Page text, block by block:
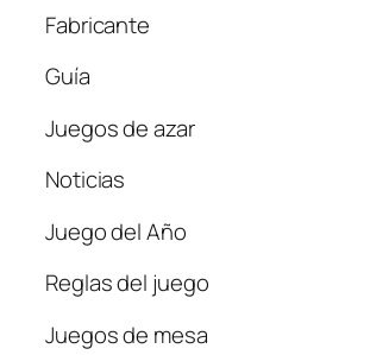
Fabricante
Guía
Juegos de azar
Noticias
Juego del Año
Reglas del juego
Juegos de mesa